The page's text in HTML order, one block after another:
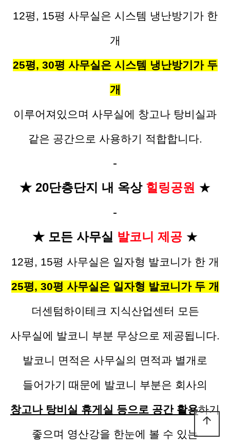
12평, 15평 사무실은 시스템 냉난방기가 한
개
25평, 30평 사무실은 시스템 냉난방기가 두
개
이루어져있으며 사무실에 창고나 탕비실과
같은 공간으로 사용하기 적합합니다.
-
★ 20단층단지 내 옥상 힐링공원 ★
-
★ 모든 사무실 발코니 제공★
12평, 15평 사무실은 일자형 발코니가 한 개
25평, 30평 사무실은 일자형 발코니가 두 개
더센텀하이테크 지식산업센터 모든
사무실에 발코니 부분 무상으로 제공됩니다.
발코니 면적은 사무실의 면적과 별개로
들어가기 때문에 발코니 부분은 회사의
창고나 탕비실 휴게실 등으로 공간 활용하기
좋으며 영산강을 한눈에 볼 수 있는
arrow_upward